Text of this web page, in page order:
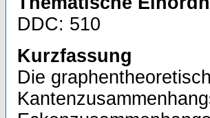
DDC: 510
Kurzfassung
Die